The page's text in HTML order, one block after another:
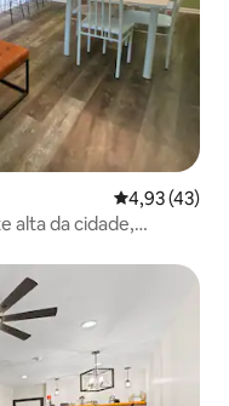
4,93 de uma
4,93 (43)
alta da cidade,